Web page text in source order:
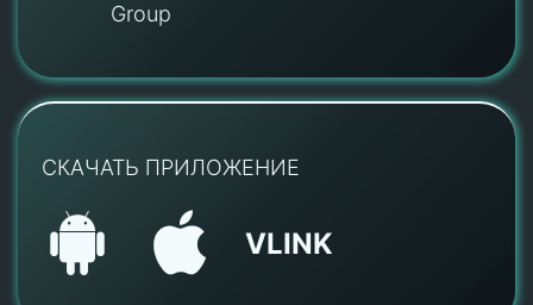
Group
СКАЧАТЬ ПРИЛОЖЕНИЕ
VLINK